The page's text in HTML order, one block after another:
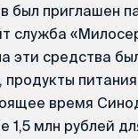
был приглашен
служба
эти средства
время
1,5 млн рублей